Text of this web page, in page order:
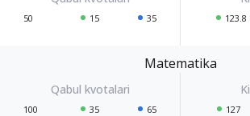
50 15 35 123.8
Matematika
100 35 65 127